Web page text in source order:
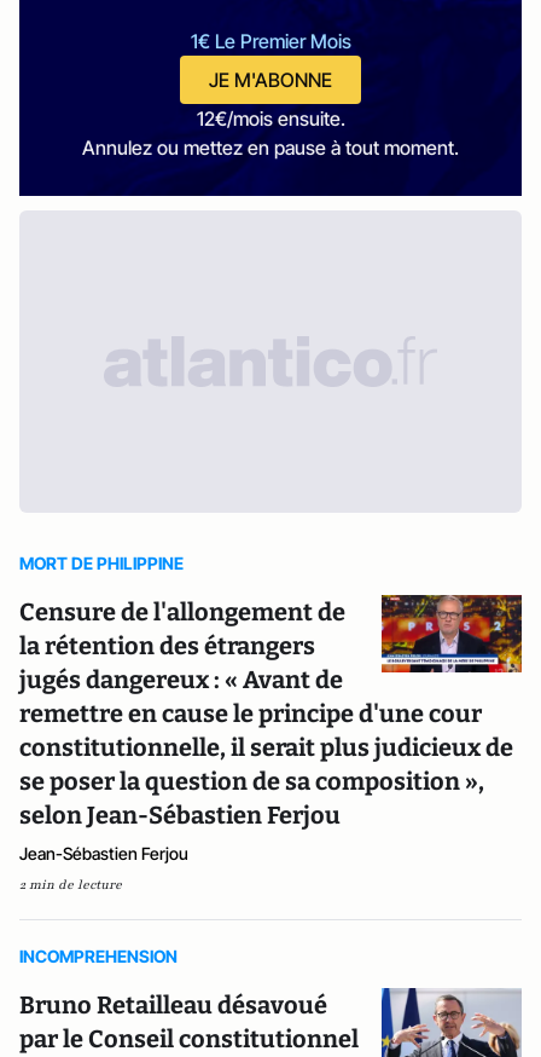
1€ Le Premier Mois
JE M'ABONNE
12€/mois ensuite.
Annulez ou mettez en pause à tout moment.
MORT DE PHILIPPINE
Censure de l'allongement de
la rétention des étrangers
jugés dangereux : « Avant de
remettre en cause le principe d'une cour
constitutionnelle, il serait plus judicieux de
se poser la question de sa composition »,
selon Jean-Sébastien Ferjou
Jean-Sébastien Ferjou
2 min de lecture
INCOMPREHENSION
Bruno Retailleau désavoué
par le Conseil constitutionnel